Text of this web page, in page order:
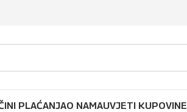
PLAĆANJAO NAMAUVJETI KUPOVINE